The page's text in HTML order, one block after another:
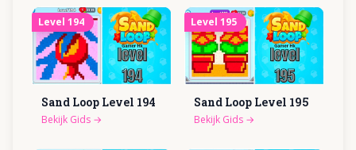
Level 194
Sand Loop Level 194
Bekijk Gids →
Level 195
Sand Loop Level 195
Bekijk Gids →